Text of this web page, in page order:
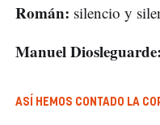
Román: silencio y
Manuel Diosleguarde:
ASÍ HEMOS CONTADO LA